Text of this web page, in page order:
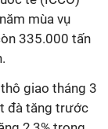
mùa vụ
335.000 tấn
giao tháng 3
đà tăng trước